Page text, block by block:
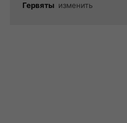
Гервяты изменить